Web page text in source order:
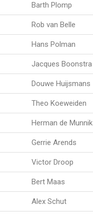
Barth Plomp
Rob van Belle
Hans Polman
Jacques Boonstra
Douwe Huijsmans
Theo Koeweiden
Herman de Munnik
Gerrie Arends
Victor Droop
Bert Maas
Alex Schut